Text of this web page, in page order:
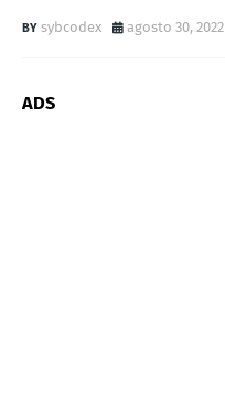
sybcodex agosto 30, 2022
ADS